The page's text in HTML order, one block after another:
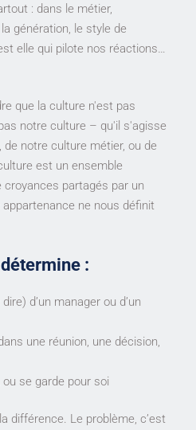
: dans le métier,
génération, le style de
elle qui pilote nos réactions…
que la culture n'est pas
notre culture – qu'il s'agisse
notre culture métier, ou de
est un ensemble
partagés par un
ne nous définit
:
d’un manager ou d’un
une réunion, une décision,
ou se garde pour soi
différence. Le problème, c’est